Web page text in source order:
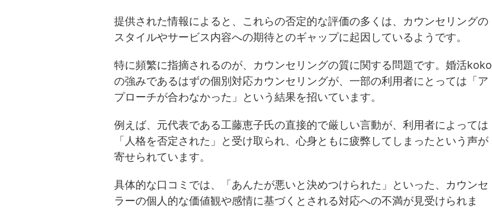
提供された情報によると、これらの否定的な評価の多くは、カウンセリングの
スタイルやサービス内容への期待とのギャップに起因しているようです。
特に頻繁に指摘されるのが、カウンセリングの質に関する問題です。婚活koko
の強みであるはずの個別対応カウンセリングが、一部の利用者にとっては「ア
プローチが合わなかった」という結果を招いています。
例えば、元代表である工藤恵子氏の直接的で厳しい言動が、利用者によっては
「人格を否定された」と受け取られ、心身ともに疲弊してしまったという声が
寄せられています。
具体的な口コミでは、「あんたが悪いと決めつけられた」といった、カウンセ
ラーの個人的な価値観や感情に基づくとされる対応への不満が見受けられま